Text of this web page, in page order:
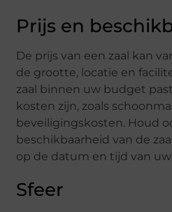
Prijs en
De prijs van een zaal kan
de grootte, locatie en
zaal binnen uw budget
kosten zijn, zoals
beveiligingskosten. Houd
beschikbaarheid van de
op de datum en tijd van
Sfeer